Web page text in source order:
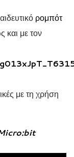
ρομπότ
και με τον
με τη χρήση